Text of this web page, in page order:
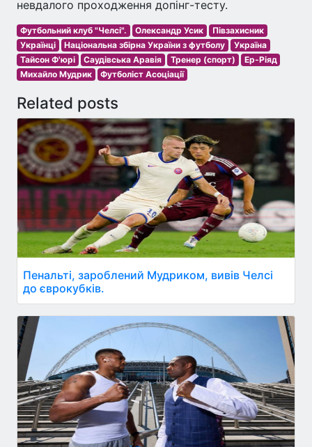
невдалого проходження допінг-тесту.
Футбольний клуб "Челсі". Олександр Усик
Півзахисник
Українці
Національна збірна України з футболу
Україна
Тайсон Ф'юрі
Саудівська Аравія Тренер (спорт)
Ер-Ріяд
Михайло Мудрик
Футболіст Асоціації
Related posts
Пенальті, зароблений Мудриком, вивів Челсі
до єврокубків.